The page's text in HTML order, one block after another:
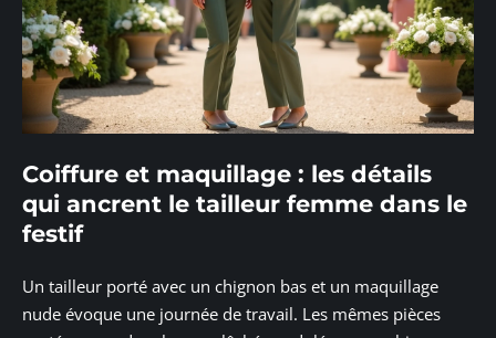
Coiffure et maquillage : les détails
qui ancrent le tailleur femme dans le
festif
Un tailleur porté avec un chignon bas et un maquillage
nude évoque une journée de travail. Les mêmes pièces